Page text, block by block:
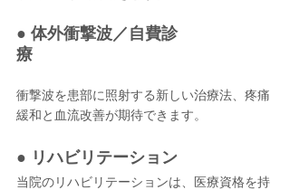
● 体外衝撃波／自費診
療
衝撃波を患部に照射する新しい治療法、疼痛
緩和と血流改善が期待できます。
● リハビリテーション
当院のリハビリテーションは、 医療資格を持